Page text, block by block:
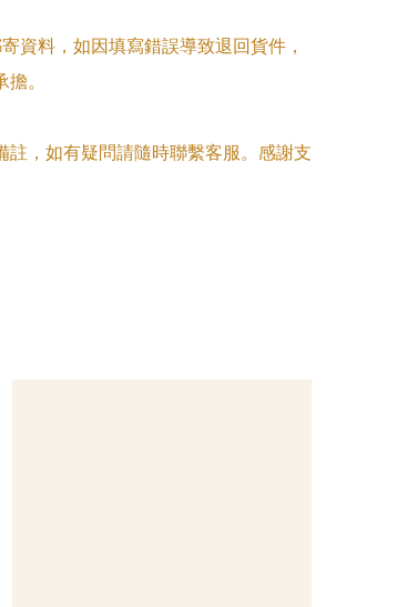
資料，如因填寫錯誤導致退回貨件，
。
註，如有疑問請隨時聯繫客服。感謝支